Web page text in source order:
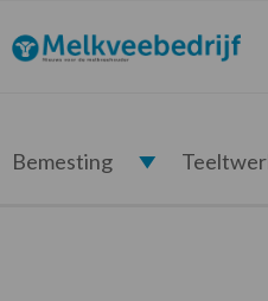
de
hoofdnavigatie
de
hoofd
de
eerste
de
voettekst
Melkveebedrijf.nl
Bemesting